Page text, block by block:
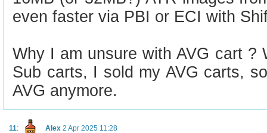
even faster via PBI or ECI with
Why I am unsure with AVG cart ?
Sub carts, I sold my AVG carts,
AVG anymore.
11: Alex 2 Apr 2025 11:28